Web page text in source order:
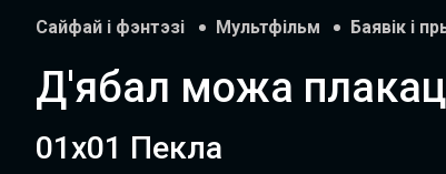
Сайфай і фэнтэзі Мультфільм Баявік і
Д'ябал можа
01х01 Пекла